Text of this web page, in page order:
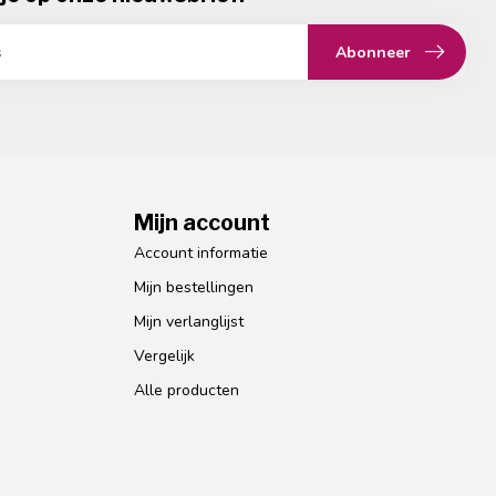
Abonneer
Mijn account
Account informatie
Mijn bestellingen
Mijn verlanglijst
Vergelijk
Alle producten